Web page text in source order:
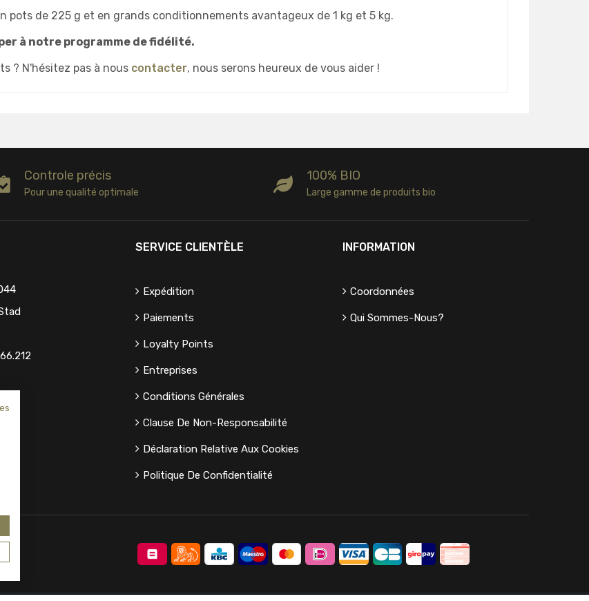
pots de 225 g et en grands conditionnements avantageux de 1 kg et 5 kg.
à notre programme de fidélité.
? N'hésitez pas à nous contacter, nous serons heureux de vous aider !
Controle précis
Pour une qualité optimale
100% BIO
Large gamme de produits bio
SERVICE CLIENTÈLE
Expédition
Paiements
Loyalty Points
Entreprises
Conditions Générales
Clause De Non-Responsabilité
Déclaration Relative Aux Cookies
Politique De Confidentialité
INFORMATION
Coordonnées
Qui Sommes-Nous?